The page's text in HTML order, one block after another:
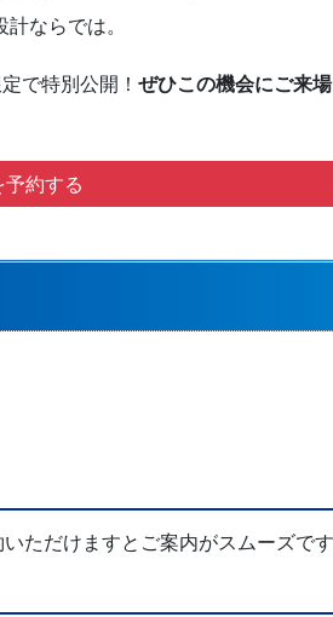
ならでは。
で特別公開！ ぜひこの機会にご来
予約する
ただけますとご案内がスムーズで